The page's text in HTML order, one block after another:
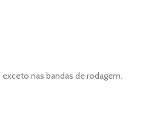
nas bandas de rodagem.